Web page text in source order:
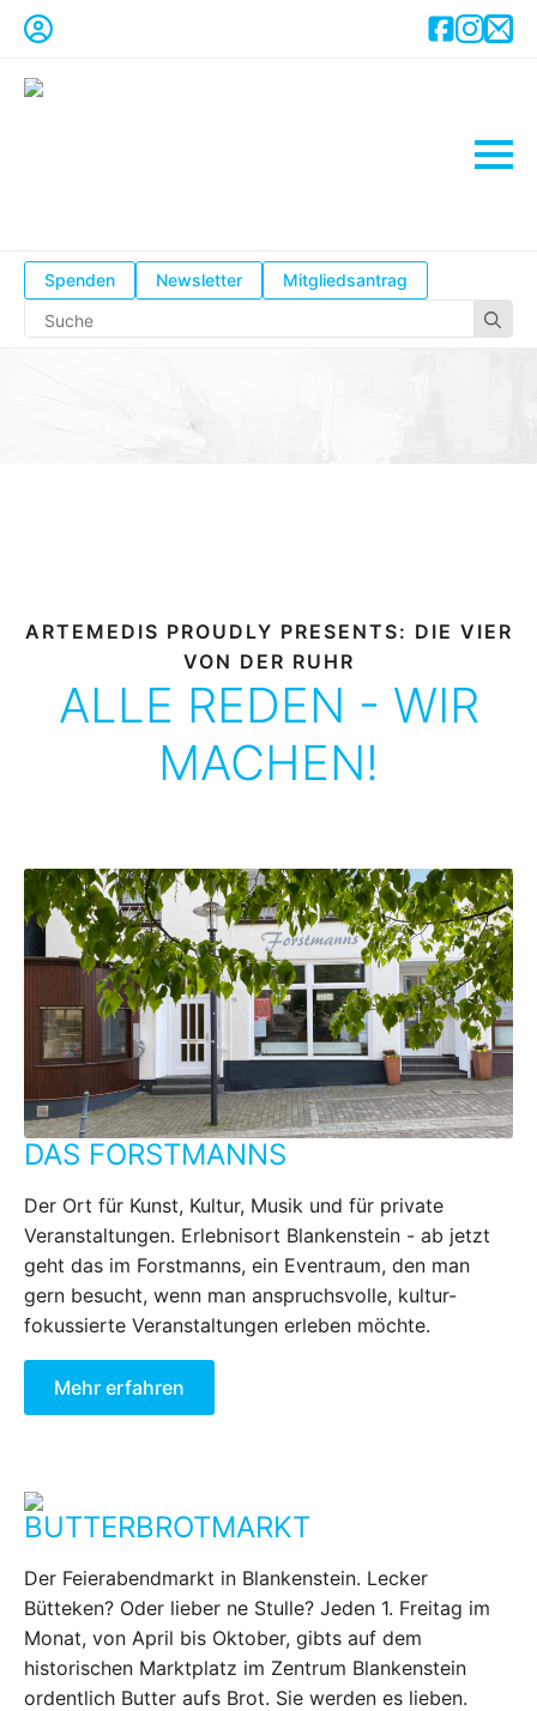
Spenden Newsletter Mitgliedsantrag
ARTEMEDIS PROUDLY PRESENTS: DIE VIER
VON DER RUHR
ALLE REDEN - WIR
MACHEN!
DAS FORSTMANNS
Der Ort für Kunst, Kultur, Musik und für private
Veranstaltungen. Erlebnisort Blankenstein - ab jetzt
geht das im Forstmanns, ein Eventraum, den man
gern besucht, wenn man anspruchsvolle, kultur-
fokussierte Veranstaltungen erleben möchte.
Mehr erfahren
BUTTERBROTMARKT
Der Feierabendmarkt in Blankenstein. Lecker
Bütteken? Oder lieber ne Stulle? Jeden 1. Freitag im
Monat, von April bis Oktober, gibts auf dem
historischen Marktplatz im Zentrum Blankenstein
ordentlich Butter aufs Brot. Sie werden es lieben.